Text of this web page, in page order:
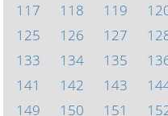
117
118 119
125
126 127
133
134 135
141
142 143
149
150 151